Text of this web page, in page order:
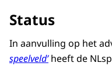
Status
In aanvulling op het
speelveld’heeft de